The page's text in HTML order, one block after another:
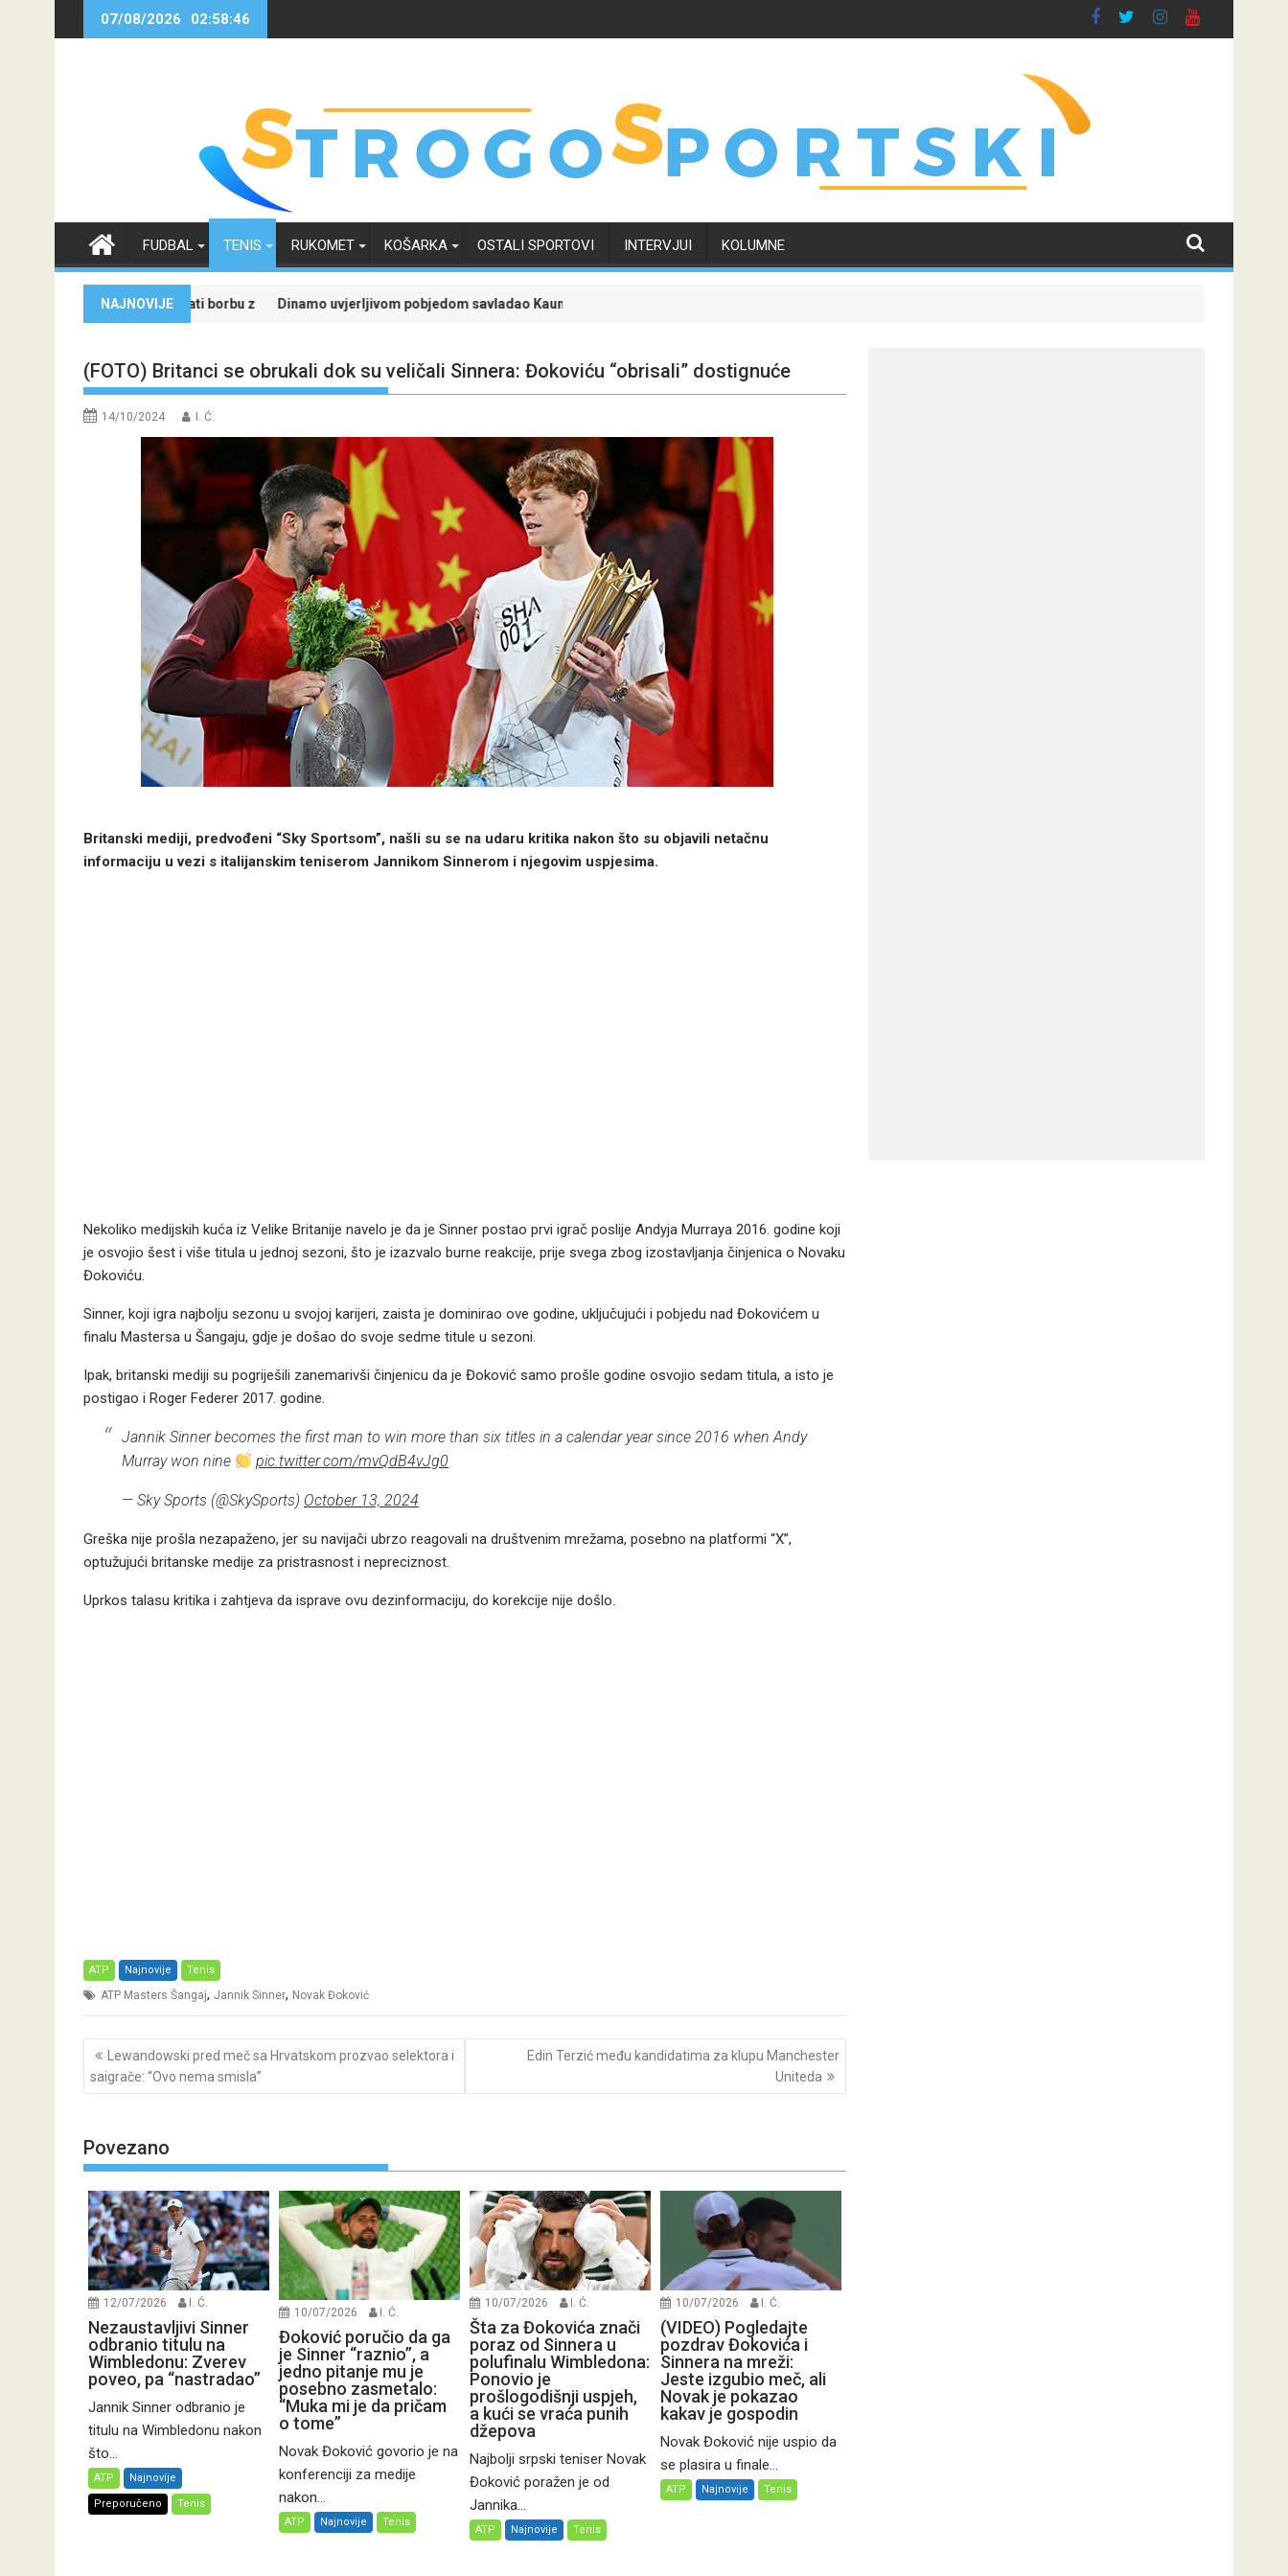
07/08/2026 02:58:46
FUDBAL TENIS RUKOMET KOŠARKA OSTALI SPORTOVI INTERVJUI KOLUMNE
NAJNOVIJE
Isprati borbu za grupnu fazu uz najveće kvote
Dinamo uvjerljivom pobjedom savladao Kaunu Žalgiris i učvrstio šanse za kvalifikaciju u Ligu prvakaLiga šampiona uz poklon tiket: Zvezda protiv Hapoela, Dinamo dočekuje Žalgiris
(FOTO) Britanci se obrukali dok su veličali Sinnera: Đokoviću “obrisali” dostignuće
14/10/2024 I. Ć.
Britanski mediji, predvođeni “Sky Sportsom”, našli su se na udaru kritika nakon što su objavili netačnu
informaciju u vezi s italijanskim teniserom Jannikom Sinnerom i njegovim uspjesima.
Nekoliko medijskih kuća iz Velike Britanije navelo je da je Sinner postao prvi igrač poslije Andyja Murraya 2016. godine koji
je osvojio šest i više titula u jednoj sezoni, što je izazvalo burne reakcije, prije svega zbog izostavljanja činjenica o Novaku
Đokoviću.
Sinner, koji igra najbolju sezonu u svojoj karijeri, zaista je dominirao ove godine, uključujući i pobjedu nad Đokovićem u
finalu Mastersa u Šangaju, gdje je došao do svoje sedme titule u sezoni.
Ipak, britanski mediji su pogriješili zanemarivši činjenicu da je Đoković samo prošle godine osvojio sedam titula, a isto je
postigao i Roger Federer 2017. godine.
Jannik Sinner becomes the first man to win more than six titles in a calendar year since 2016 when Andy
Murray won nine
pic.twitter.com/mvQdB4vJg0
— Sky Sports (@SkySports) October 13, 2024
Greška nije prošla nezapaženo, jer su navijači ubrzo reagovali na društvenim mrežama, posebno na platformi “X”,
optužujući britanske medije za pristrasnost i nepreciznost.
Uprkos talasu kritika i zahtjeva da isprave ovu dezinformaciju, do korekcije nije došlo.
ATP Najnovije Tenis
ATP Masters Šangaj, Jannik Sinner, Novak Đoković
Post
navigation
Lewandowski pred meč sa Hrvatskom prozvao selektora i
saigrače: “Ovo nema smisla”
Edin Terzić među kandidatima za klupu Manchester
Uniteda
Povezano
12/07/2026 I. Ć.
Nezaustavljivi Sinner
odbranio titulu na
Wimbledonu: Zverev
poveo, pa “nastradao”
Jannik Sinner odbranio je
titulu na Wimbledonu nakon
što...
ATP Najnovije
Preporučeno Tenis
10/07/2026 I. Ć.
Đoković poručio da ga
je Sinner “raznio”, a
jedno pitanje mu je
posebno zasmetalo:
“Muka mi je da pričam
o tome”
Novak Đoković govorio je na
konferenciji za medije
nakon...
ATP Najnovije Tenis
10/07/2026 I. Ć.
Šta za Đokovića znači
poraz od Sinnera u
polufinalu Wimbledona:
Ponovio je
prošlogodišnji uspjeh,
a kući se vraća punih
džepova
Najbolji srpski teniser Novak
Đoković poražen je od
Jannika...
ATP Najnovije Tenis
10/07/2026 I. Ć.
(VIDEO) Pogledajte
pozdrav Đokovića i
Sinnera na mreži:
Jeste izgubio meč, ali
Novak je pokazao
kakav je gospodin
Novak Đoković nije uspio da
se plasira u finale...
ATP Najnovije Tenis